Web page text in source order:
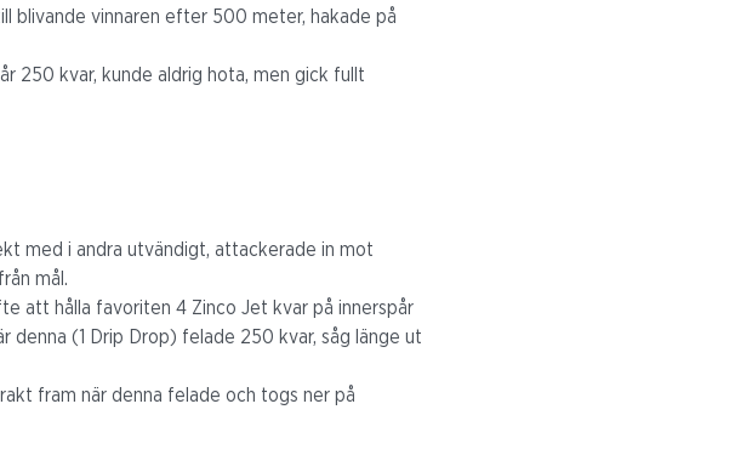
blivande vinnaren efter 500 meter, hakade på
250 kvar, kunde aldrig hota, men gick fullt
med i andra utvändigt, attackerade in mot
mål.
att hålla favoriten 4 Zinco Jet kvar på innerspår
(1 Drip Drop) felade 250 kvar, såg länge ut
fram när denna felade och togs ner på